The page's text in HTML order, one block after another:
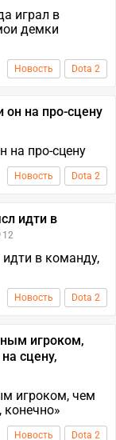
Новость Dota 2
он на про-сцену
Новость Dota 2
идти в
12
Новость Dota 2
игроком,
сцену,
Новость Dota 2